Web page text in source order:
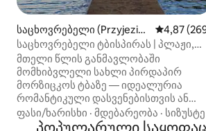
საცხოვრებელი (Przyjezier
ze)
საშუალო
4,87
საცხოვრებელი ტბისპირას | პლაჟი,
დოკი და ნიჩბოსნი
მთელი წლის განმავლობაში
მომხიბვლელი სახლი პირდაპირ
მორზიცკოს ტბაზე — იდეალურია
რომანტიკული დასვენებისთვის ან
მეგობრებთან ერთად შაბათ-კვირის
გასატარებლად გრილთან. სრულად
ფასი/ხარისხი · მდებარეობა · სიზუსტე